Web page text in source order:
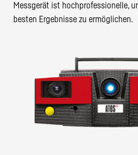
Messgerät ist hochprofessionelle,
besten Ergebnisse zu ermöglichen.